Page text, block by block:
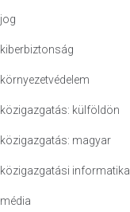
jog
kiberbiztonság
környezetvédelem
közigazgatás: külföldön
közigazgatás: magyar
közigazgatási informatika
média